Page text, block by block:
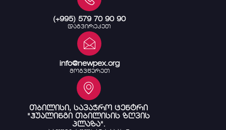
(+995) 579 70 90 90
დაგვირეკეთ
info@newpex.org
მოგვწერეთ
თბილისი, სავაჭრო ცენტრი
"ჰუალინგი თბილისის ზღვის
პლაზა".